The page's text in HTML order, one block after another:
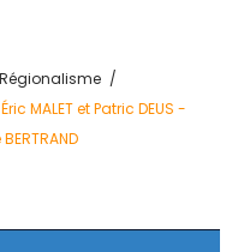
Régionalisme
MALET et Patric DEUS -